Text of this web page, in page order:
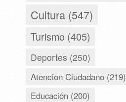
Cultura (547)
Turismo (405)
Deportes (250)
Atencion Ciudadano (219)
Educación (200)